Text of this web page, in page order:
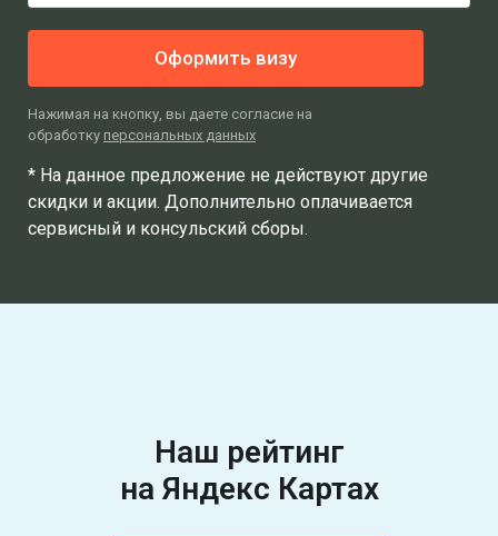
Оформить визу
Нажимая на кнопку, вы даете согласие на
обработку персональных данных
* На данное предложение не действуют другие
скидки и акции. Дополнительно оплачивается
сервисный и консульский сборы.
Наш рейтинг
на Яндекс Картах